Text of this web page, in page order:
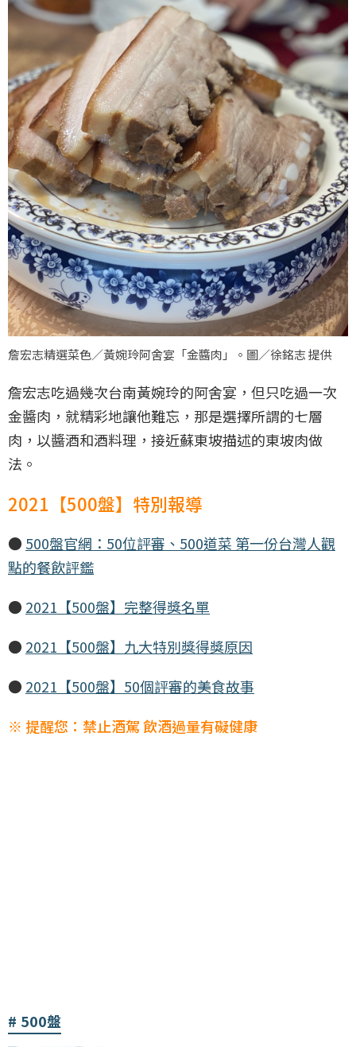
詹宏志精選菜色／黃婉玲阿舍宴「金醬肉」。圖／徐銘志 提供
詹宏志吃過幾次台南黃婉玲的阿舍宴，但只吃過一次
金醬肉，就精彩地讓他難忘，那是選擇所謂的七層
肉，以醬酒和酒料理，接近蘇東坡描述的東坡肉做
法。
2021【500盤】特別報導
● 500盤官網：50位評審、500道菜 第一份台灣人觀
點的餐飲評鑑
● 2021【500盤】完整得獎名單
● 2021【500盤】九大特別獎得獎原因
● 2021【500盤】50個評審的美食故事
※ 提醒您：禁止酒駕 飲酒過量有礙健康
500盤